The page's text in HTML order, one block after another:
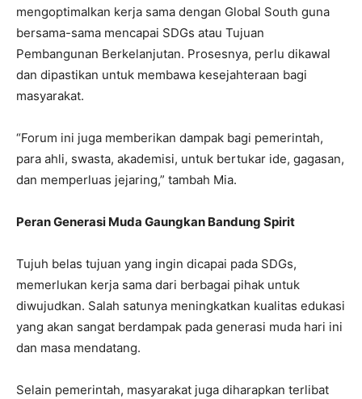
mengoptimalkan kerja sama dengan Global South guna
bersama-sama mencapai SDGs atau Tujuan
Pembangunan Berkelanjutan. Prosesnya, perlu dikawal
dan dipastikan untuk membawa kesejahteraan bagi
masyarakat.
“Forum ini juga memberikan dampak bagi pemerintah,
para ahli, swasta, akademisi, untuk bertukar ide, gagasan,
dan memperluas jejaring,” tambah Mia.
Peran Generasi Muda Gaungkan Bandung Spirit
Tujuh belas tujuan yang ingin dicapai pada SDGs,
memerlukan kerja sama dari berbagai pihak untuk
diwujudkan. Salah satunya meningkatkan kualitas edukasi
yang akan sangat berdampak pada generasi muda hari ini
dan masa mendatang.
Selain pemerintah, masyarakat juga diharapkan terlibat